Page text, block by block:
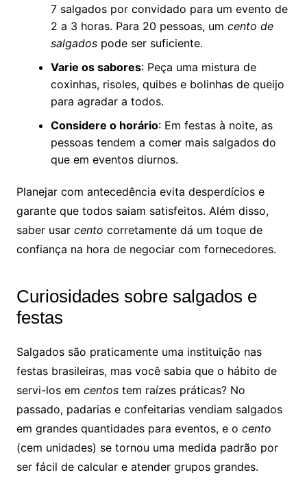
7 salgados por convidado para um evento de
2 a 3 horas. Para 20 pessoas, um cento de
salgadospode ser suficiente.
Varie os sabores: Peça uma mistura de
coxinhas, risoles, quibes e bolinhas de queijo
para agradar a todos.
Considere o horário: Em festas à noite, as
pessoas tendem a comer mais salgados do
que em eventos diurnos.
Planejar com antecedência evita desperdícios e
garante que todos saiam satisfeitos. Além disso,
saber usar cento corretamente dá um toque de
confiança na hora de negociar com fornecedores.
Curiosidades sobre salgados e
festas
Salgados são praticamente uma instituição nas
festas brasileiras, mas você sabia que o hábito de
servi-los em centostem raízes práticas? No
passado, padarias e confeitarias vendiam salgados
em grandes quantidades para eventos, e o cento
(cem unidades) se tornou uma medida padrão por
ser fácil de calcular e atender grupos grandes.